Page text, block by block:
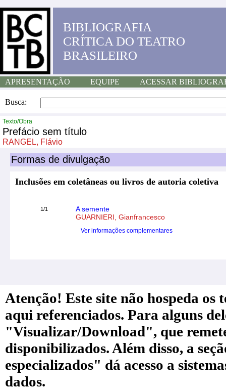
BIBLIOGRAFIA
CRÍTICA DO TEATRO
BRASILEIRO
APRESENTAÇÃO EQUIPE ACESSAR
Busca:
Texto/Obra
Prefácio sem título
RANGEL, Flávio
Formas de divulgação
Inclusões em coletâneas ou livros de autoria coletiva
1/1
A semente
GUARNIERI, Gianfrancesco
Ver informações complementares
Atenção! Este site não hospeda
aqui referenciados. Para alguns
"Visualizar/Download", que
disponibilizados. Além disso, a
especializados" dá acesso a
dados.